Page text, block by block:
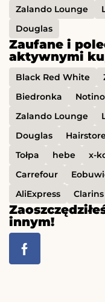
Zalando Lounge
Douglas
Zaufane i
aktywnymi
Black Red White
Biedronka
Notino
Zalando Lounge
Douglas
Tołpa
hebe x-
Carrefour
AliExpress
Clarins
innym!